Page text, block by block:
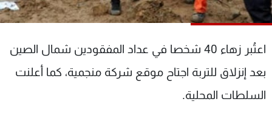
اعتُبر زهاء 40 شخصا في عداد المفقودين شمال الصين
بعد إنزلاق للتربة اجتاح موقع شركة منجمية، كما أعلنت
السلطات المحلية.
شاهد البرامج
عن MTV
الإنـتـاج
لاعلاناتكم
وظائف
تواصل معنا